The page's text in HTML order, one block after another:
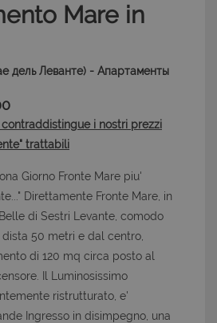
Mare in
дель Леванте) - Апартаменты
i nostri prezzi
trattabili
Giorno Fronte Mare piu'
Direttamente Fronte Mare, in
di Sestri Levante, comodo
50 metri e dal centro,
di 120 mq circa posto al
Il Luminosissimo
ristrutturato, e'
Ingresso in disimpegno, una